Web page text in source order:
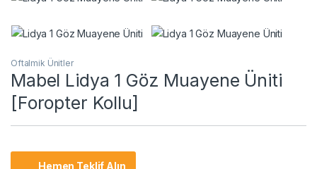
Oftalmik Ünitler
Mabel Lidya 1 Göz Muayene Üniti
[Foropter Kollu]
Hemen Teklif Alın